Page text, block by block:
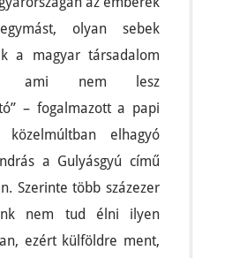
olyan sebek
a magyar társadalom
ami nem lesz
– fogalmazott a papi
elhagyó
a Gulyásgyú című
Szerinte több százezer
nem tud élni ilyen
ezért külföldre ment,